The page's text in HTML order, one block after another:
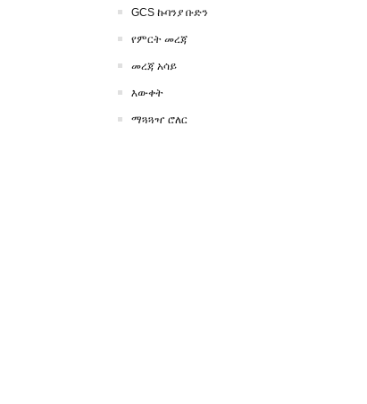
GCS ኩባንያ ቡድን
የምርት መረጃ
መረጃ አሳይ
እውቀት
ማጓጓዣ ሮለር